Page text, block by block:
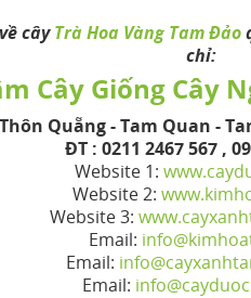
câyTrà Hoa Vàng Tam Đảo
chỉ:
Cây Giống Cây
Thôn Quẵng - Tam Quan -
ĐT : 0211 2467 567 ,
Website 1:
Website 2:
Website 3:
Email:
Email:
Email: